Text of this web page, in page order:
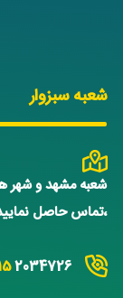
شعبه سبزوار
شعبه مشهد و شهر
،تماس حاصل
2034726